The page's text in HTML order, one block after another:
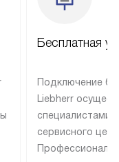
Бесплатная
Подключение
Liebherr
специалистами
сервисного